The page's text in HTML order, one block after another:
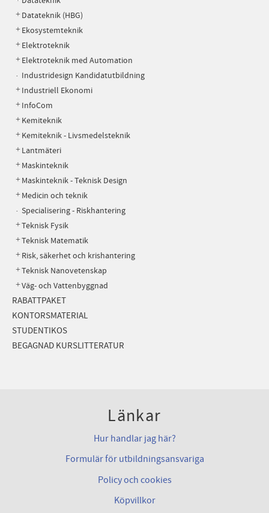
Datateknik (HBG)
Ekosystemteknik
Elektroteknik
Elektroteknik med Automation
Industridesign Kandidatutbildning
Industriell Ekonomi
InfoCom
Kemiteknik
Kemiteknik - Livsmedelsteknik
Lantmäteri
Maskinteknik
Maskinteknik - Teknisk Design
Medicin och teknik
Specialisering - Riskhantering
Teknisk Fysik
Teknisk Matematik
Risk, säkerhet och krishantering
Teknisk Nanovetenskap
Väg- och Vattenbyggnad
RABATTPAKET
KONTORSMATERIAL
STUDENTIKOS
BEGAGNAD KURSLITTERATUR
Länkar
Hur handlar jag här?
Formulär för utbildningsansvariga
Policy och cookies
Köpvillkor